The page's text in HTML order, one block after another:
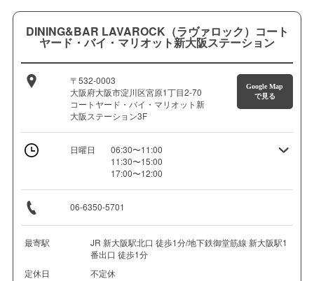
DINING&BAR LAVAROCK（ラヴァロック）コート
ヤード・バイ・マリオット新大阪ステーション
〒532-0003
大阪府大阪市淀川区宮原1丁目2-70
コートヤード・バイ・マリオット新
大阪ステーション3F
Google Map
で見る
日曜日
06:30〜11:00
11:30〜15:00
17:00〜12:00
06-6350-5701
最寄駅
JR 新大阪駅北口 徒歩1分/地下鉄御堂筋線 新大阪駅1
番出口 徒歩1分
定休日
不定休